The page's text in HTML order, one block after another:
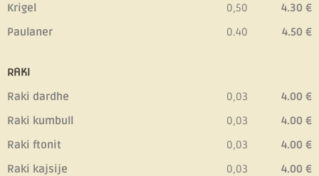
Krigel
Paulaner
0,50
0.40
4.30 €
4.50 €
RAKI
Raki dardhe
Raki kumbull
Raki ftonit
Raki kajsije
0,03
0,03
0,03
0,03
4.00 €
4.00 €
4.00 €
4.00 €